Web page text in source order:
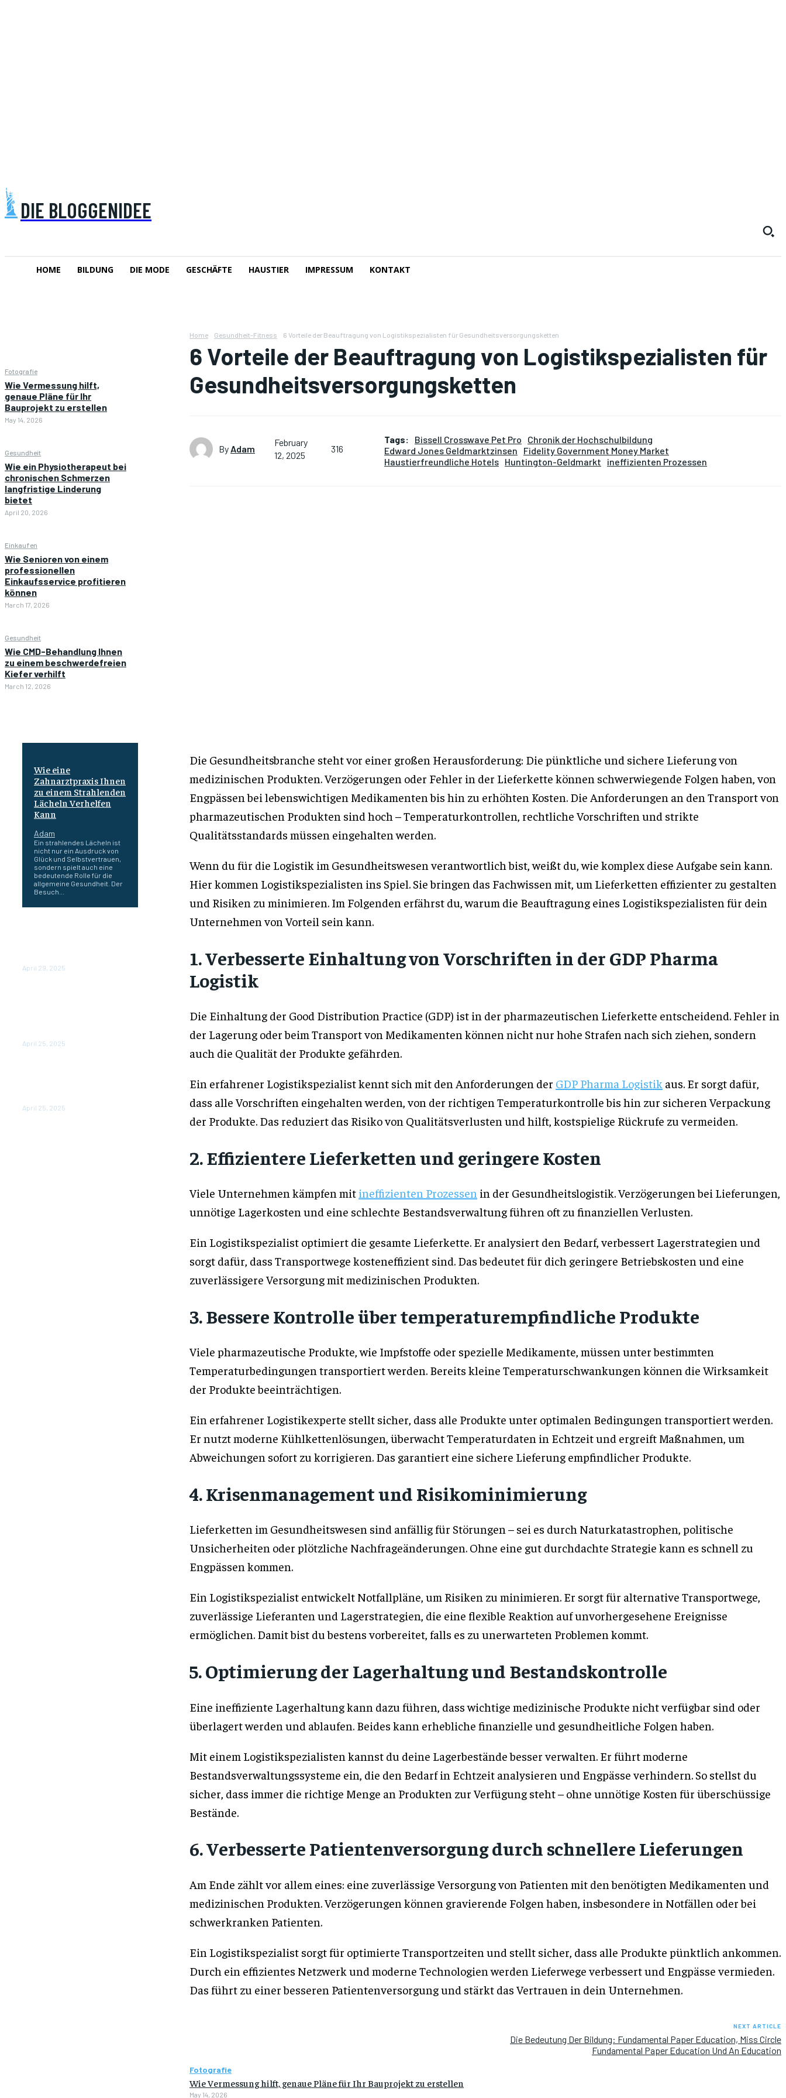
DIE BLOGGENIDEE
HOME BILDUNG DIE MODE GESCHÄFTE HAUSTIER IMPRESSUM KONTAKT
Fotografie
Wie Vermessung hilft,
genaue Pläne für Ihr
Bauprojekt zu erstellen
May 14, 2026
Gesundheit
Wie ein Physiotherapeut bei
chronischen Schmerzen
langfristige Linderung
bietet
April 20, 2026
Einkaufen
Wie Senioren von einem
professionellen
Einkaufsservice profitieren
können
March 17, 2026
Gesundheit
Wie CMD-Behandlung Ihnen
zu einem beschwerdefreien
Kiefer verhilft
March 12, 2026
Wie eine
Zahnarztpraxis Ihnen
zu einem Strahlenden
Lächeln Verhelfen
Kann
Adam
Ein strahlendes Lächeln ist
nicht nur ein Ausdruck von
Glück und Selbstvertrauen,
sondern spielt auch eine
bedeutende Rolle für die
allgemeine Gesundheit. Der
Besuch...
April 29, 2025
April 25, 2025
April 25, 2025
Home Gesundheit-Fitness 6 Vorteile der Beauftragung von Logistikspezialisten für Gesundheitsversorgungsketten
6 Vorteile der Beauftragung von Logistikspezialisten für
Gesundheitsversorgungsketten
By Adam
February
12, 2025
316
Tags: Bissell Crosswave Pet Pro
Chronik der Hochschulbildung
Edward Jones Geldmarktzinsen
Fidelity Government Money Market
Haustierfreundliche Hotels Huntington-Geldmarkt ineffizienten Prozessen
Die Gesundheitsbranche steht vor einer großen Herausforderung: Die pünktliche und sichere Lieferung von
medizinischen Produkten. Verzögerungen oder Fehler in der Lieferkette können schwerwiegende Folgen haben, von
Engpässen bei lebenswichtigen Medikamenten bis hin zu erhöhten Kosten. Die Anforderungen an den Transport von
pharmazeutischen Produkten sind hoch – Temperaturkontrollen, rechtliche Vorschriften und strikte
Qualitätsstandards müssen eingehalten werden.
Wenn du für die Logistik im Gesundheitswesen verantwortlich bist, weißt du, wie komplex diese Aufgabe sein kann.
Hier kommen Logistikspezialisten ins Spiel. Sie bringen das Fachwissen mit, um Lieferketten effizienter zu gestalten
und Risiken zu minimieren. Im Folgenden erfährst du, warum die Beauftragung eines Logistikspezialisten für dein
Unternehmen von Vorteil sein kann.
1. Verbesserte Einhaltung von Vorschriften in der GDP Pharma
Logistik
Die Einhaltung der Good Distribution Practice (GDP) ist in der pharmazeutischen Lieferkette entscheidend. Fehler in
der Lagerung oder beim Transport von Medikamenten können nicht nur hohe Strafen nach sich ziehen, sondern
auch die Qualität der Produkte gefährden.
Ein erfahrener Logistikspezialist kennt sich mit den Anforderungen der GDP Pharma Logistik aus. Er sorgt dafür,
dass alle Vorschriften eingehalten werden, von der richtigen Temperaturkontrolle bis hin zur sicheren Verpackung
der Produkte. Das reduziert das Risiko von Qualitätsverlusten und hilft, kostspielige Rückrufe zu vermeiden.
2. Effizientere Lieferketten und geringere Kosten
Viele Unternehmen kämpfen mit ineffizienten Prozessen in der Gesundheitslogistik. Verzögerungen bei Lieferungen,
unnötige Lagerkosten und eine schlechte Bestandsverwaltung führen oft zu finanziellen Verlusten.
Ein Logistikspezialist optimiert die gesamte Lieferkette. Er analysiert den Bedarf, verbessert Lagerstrategien und
sorgt dafür, dass Transportwege kosteneffizient sind. Das bedeutet für dich geringere Betriebskosten und eine
zuverlässigere Versorgung mit medizinischen Produkten.
3. Bessere Kontrolle über temperaturempfindliche Produkte
Viele pharmazeutische Produkte, wie Impfstoffe oder spezielle Medikamente, müssen unter bestimmten
Temperaturbedingungen transportiert werden. Bereits kleine Temperaturschwankungen können die Wirksamkeit
der Produkte beeinträchtigen.
Ein erfahrener Logistikexperte stellt sicher, dass alle Produkte unter optimalen Bedingungen transportiert werden.
Er nutzt moderne Kühlkettenlösungen, überwacht Temperaturdaten in Echtzeit und ergreift Maßnahmen, um
Abweichungen sofort zu korrigieren. Das garantiert eine sichere Lieferung empfindlicher Produkte.
4. Krisenmanagement und Risikominimierung
Lieferketten im Gesundheitswesen sind anfällig für Störungen – sei es durch Naturkatastrophen, politische
Unsicherheiten oder plötzliche Nachfrageänderungen. Ohne eine gut durchdachte Strategie kann es schnell zu
Engpässen kommen.
Ein Logistikspezialist entwickelt Notfallpläne, um Risiken zu minimieren. Er sorgt für alternative Transportwege,
zuverlässige Lieferanten und Lagerstrategien, die eine flexible Reaktion auf unvorhergesehene Ereignisse
ermöglichen. Damit bist du bestens vorbereitet, falls es zu unerwarteten Problemen kommt.
5. Optimierung der Lagerhaltung und Bestandskontrolle
Eine ineffiziente Lagerhaltung kann dazu führen, dass wichtige medizinische Produkte nicht verfügbar sind oder
überlagert werden und ablaufen. Beides kann erhebliche finanzielle und gesundheitliche Folgen haben.
Mit einem Logistikspezialisten kannst du deine Lagerbestände besser verwalten. Er führt moderne
Bestandsverwaltungssysteme ein, die den Bedarf in Echtzeit analysieren und Engpässe verhindern. So stellst du
sicher, dass immer die richtige Menge an Produkten zur Verfügung steht – ohne unnötige Kosten für überschüssige
Bestände.
6. Verbesserte Patientenversorgung durch schnellere Lieferungen
Am Ende zählt vor allem eines: eine zuverlässige Versorgung von Patienten mit den benötigten Medikamenten und
medizinischen Produkten. Verzögerungen können gravierende Folgen haben, insbesondere in Notfällen oder bei
schwerkranken Patienten.
Ein Logistikspezialist sorgt für optimierte Transportzeiten und stellt sicher, dass alle Produkte pünktlich ankommen.
Durch ein effizientes Netzwerk und moderne Technologien werden Lieferwege verbessert und Engpässe vermieden.
Das führt zu einer besseren Patientenversorgung und stärkt das Vertrauen in dein Unternehmen.
NEXT ARTICLE
Die Bedeutung Der Bildung: Fundamental Paper Education, Miss Circle
Fundamental Paper Education Und An Education
Fotografie
Wie Vermessung hilft, genaue Pläne für Ihr Bauprojekt zu erstellen
May 14, 2026